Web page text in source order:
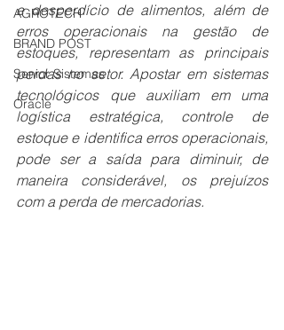
AGROTECH
BRAND POST
Senior Sistemas
Oracle
e desperdício de alimentos, além de
erros operacionais na gestão de
estoques, representam as principais
perdas no setor. Apostar em sistemas
tecnológicos que auxiliam em uma
logística estratégica, controle de
estoque e identifica erros operacionais,
pode ser a saída para diminuir, de
maneira considerável, os prejuízos
com a perda de mercadorias.